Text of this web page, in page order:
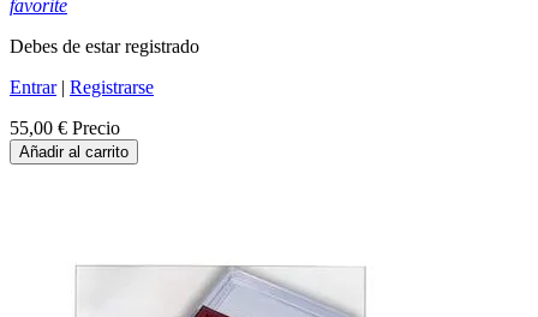
favorite
Debes de estar registrado
Entrar| Registrarse
55,00 € Precio
Añadir al carrito